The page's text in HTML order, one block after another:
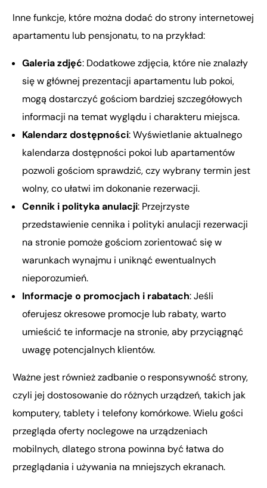
Inne funkcje, które można dodać do strony internetowej
apartamentu lub pensjonatu, to na przykład:
Galeria zdjęć: Dodatkowe zdjęcia, które nie znalazły
się w głównej prezentacji apartamentu lub pokoi,
mogą dostarczyć gościom bardziej szczegółowych
informacji na temat wyglądu i charakteru miejsca.
Kalendarz dostępności: Wyświetlanie aktualnego
kalendarza dostępności pokoi lub apartamentów
pozwoli gościom sprawdzić, czy wybrany termin jest
wolny, co ułatwi im dokonanie rezerwacji.
Cennik i polityka anulacji: Przejrzyste
przedstawienie cennika i polityki anulacji rezerwacji
na stronie pomoże gościom zorientować się w
warunkach wynajmu i uniknąć ewentualnych
nieporozumień.
Informacje o promocjach i rabatach: Jeśli
oferujesz okresowe promocje lub rabaty, warto
umieścić te informacje na stronie, aby przyciągnąć
uwagę potencjalnych klientów.
Ważne jest również zadbanie o responsywność strony,
czyli jej dostosowanie do różnych urządzeń, takich jak
komputery, tablety i telefony komórkowe. Wielu gości
przegląda oferty noclegowe na urządzeniach
mobilnych, dlatego strona powinna być łatwa do
przeglądania i używania na mniejszych ekranach.